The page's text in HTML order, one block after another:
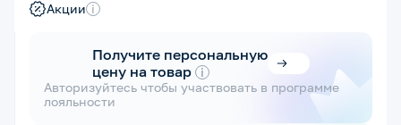
Акции i
Получите персональную
цену на товар i
Авторизуйтесь чтобы участвовать в программе
лояльности